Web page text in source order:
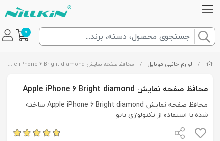
0
/ لوازم جانبی موبایل / محافظ صفحه نمایش Apple iPhone 6 Bright diamond
محافظ صفحه نمایش Apple iPhone 6 Bright diamond
محافظ صفحه نمایش Apple iPhone 6 Bright diamond ساخته
شده با استفاده از تکنولوژی نانو